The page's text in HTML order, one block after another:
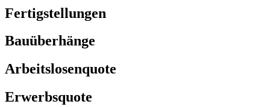
Fertigstellungen
Bauüberhänge
Arbeitslosenquote
Erwerbsquote